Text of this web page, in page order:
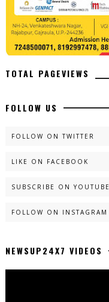
TOTAL PAGEVIEWS
FOLLOW US
FOLLOW ON TWITTER
LIKE ON FACEBOOK
SUBSCRIBE ON YOUTUBE
FOLLOW ON INSTAGRAM
NEWSUP24X7 VIDEOS